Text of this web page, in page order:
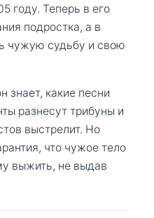
году. Теперь в его
подростка, а в
чужую судьбу и свою
знает, какие песни
разнесут трибуны и
выстрелит. Но
что чужое тело
выжить, не выдав